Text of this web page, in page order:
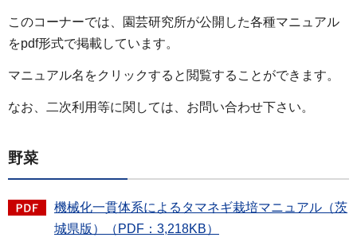
このコーナーでは、園芸研究所が公開した各種マニュアル
をpdf形式で掲載しています。
マニュアル名をクリックすると閲覧することができます。
なお、二次利用等に関しては、お問い合わせ下さい。
野菜
機械化一貫体系によるタマネギ栽培マニュアル（茨
城県版）（PDF：3,218KB）